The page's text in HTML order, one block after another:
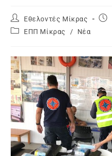
Εθελοντές Μίκρας
ΕΠΠ Μίκρας
/ Νέα